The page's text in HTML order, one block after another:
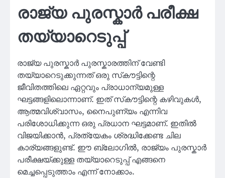
രാജ്യ പുരസ്കാർ പരീക്ഷ
തയ്യാറെടുപ്പ്
രാജ്യ പുരസ്കാർ പുരസ്കാരത്തിന് വേണ്ടി
തയ്യാറെടുക്കുന്നത് ഒരു സ്‌കൗട്ടിന്റെ
ജീവിതത്തിലെ ഏറ്റവും പ്രാധാന്യമുള്ള
ഘട്ടങ്ങളിലൊന്നാണ്. ഇത് സ്‌കൗട്ടിന്റെ കഴിവുകൾ,
ആത്മവിശ്വാസം, നൈപുണ്യം എന്നിവ
പരിശോധിക്കുന്ന ഒരു പ്രധാന ഘട്ടമാണ്. ഇതിൽ
വിജയിക്കാൻ, പ്രത്യേകം ശ്രദ്ധിക്കേണ്ട ചില
കാര്യങ്ങളുണ്ട്. ഈ ബ്ലോഗിൽ, രാജ്യം പുരസ്കാർ
പരീക്ഷയ്ക്കുള്ള തയ്യാറെടുപ്പ് എങ്ങനെ
മെച്ചപ്പെടുത്താം എന്ന് നോക്കാം.